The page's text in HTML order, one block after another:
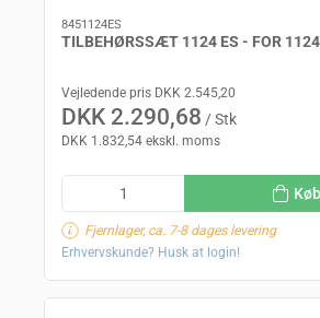
8451124ES
TILBEHØRSSÆT 1124 ES - FOR
Vejledende pris DKK 2.545,20
DKK 2.290,68 / Stk
DKK 1.832,54 ekskl. moms
Fjernlager, ca. 7-8 dages levering
Erhvervskunde? Husk at login!